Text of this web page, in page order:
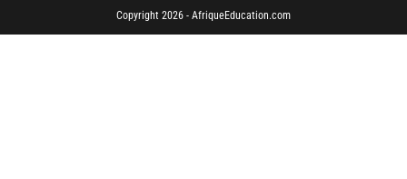
Copyright 2026 - AfriqueEducation.com